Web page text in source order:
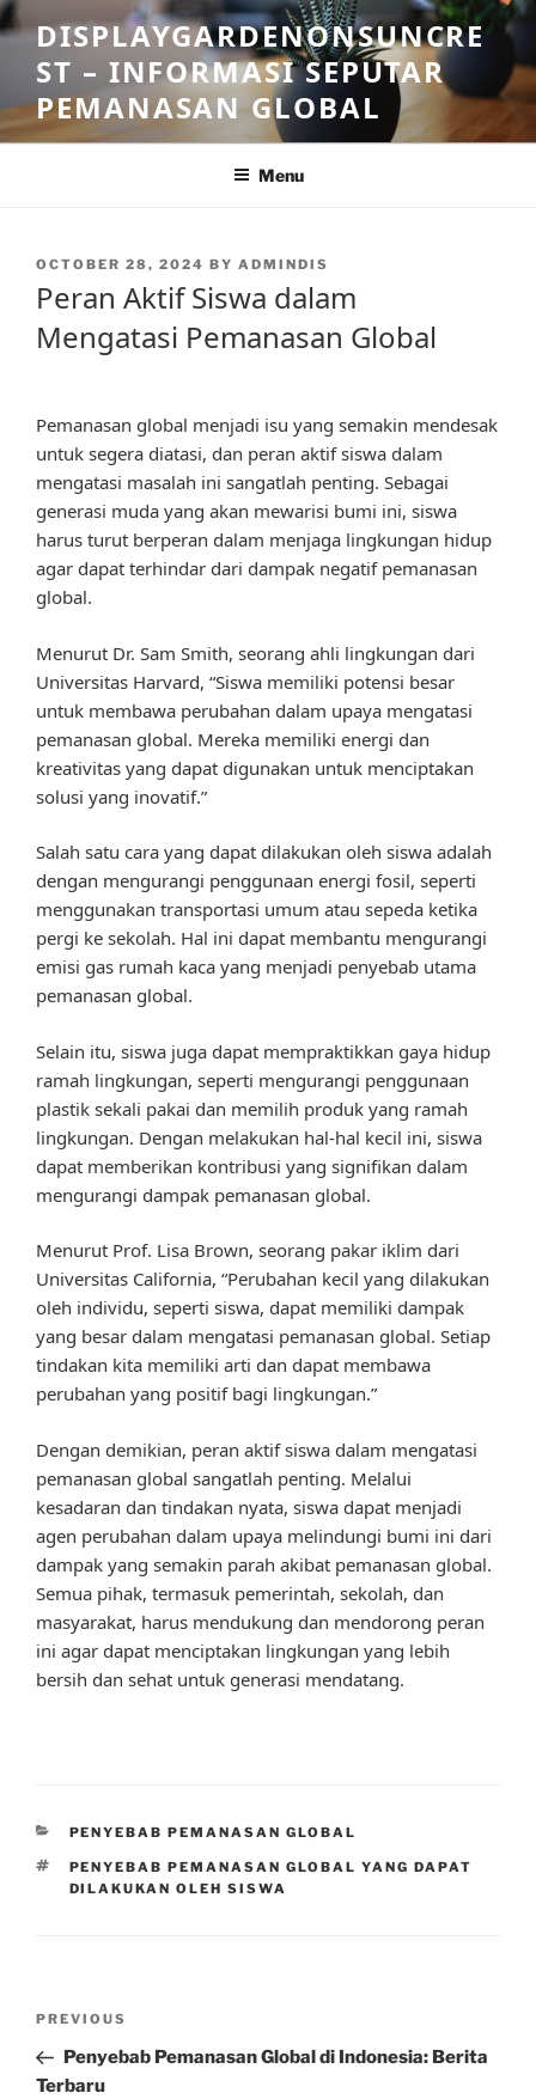
Skip
to
content
DISPLAYGARDENONSUNCRE
ST – INFORMASI SEPUTAR
PEMANASAN GLOBAL
Menu
POSTED
OCTOBER 28, 2024 BY ADMINDIS
Peran Aktif Siswa dalam
Mengatasi Pemanasan Global
Pemanasan global menjadi isu yang semakin mendesak
untuk segera diatasi, dan peran aktif siswa dalam
mengatasi masalah ini sangatlah penting. Sebagai
generasi muda yang akan mewarisi bumi ini, siswa
harus turut berperan dalam menjaga lingkungan hidup
agar dapat terhindar dari dampak negatif pemanasan
global.
Menurut Dr. Sam Smith, seorang ahli lingkungan dari
Universitas Harvard, “Siswa memiliki potensi besar
untuk membawa perubahan dalam upaya mengatasi
pemanasan global. Mereka memiliki energi dan
kreativitas yang dapat digunakan untuk menciptakan
solusi yang inovatif.”
Salah satu cara yang dapat dilakukan oleh siswa adalah
dengan mengurangi penggunaan energi fosil, seperti
menggunakan transportasi umum atau sepeda ketika
pergi ke sekolah. Hal ini dapat membantu mengurangi
emisi gas rumah kaca yang menjadi penyebab utama
pemanasan global.
Selain itu, siswa juga dapat mempraktikkan gaya hidup
ramah lingkungan, seperti mengurangi penggunaan
plastik sekali pakai dan memilih produk yang ramah
lingkungan. Dengan melakukan hal-hal kecil ini, siswa
dapat memberikan kontribusi yang signifikan dalam
mengurangi dampak pemanasan global.
Menurut Prof. Lisa Brown, seorang pakar iklim dari
Universitas California, “Perubahan kecil yang dilakukan
oleh individu, seperti siswa, dapat memiliki dampak
yang besar dalam mengatasi pemanasan global. Setiap
tindakan kita memiliki arti dan dapat membawa
perubahan yang positif bagi lingkungan.”
Dengan demikian, peran aktif siswa dalam mengatasi
pemanasan global sangatlah penting. Melalui
kesadaran dan tindakan nyata, siswa dapat menjadi
agen perubahan dalam upaya melindungi bumi ini dari
dampak yang semakin parah akibat pemanasan global.
Semua pihak, termasuk pemerintah, sekolah, dan
masyarakat, harus mendukung dan mendorong peran
ini agar dapat menciptakan lingkungan yang lebih
bersih dan sehat untuk generasi mendatang.
CATEGORIES
PENYEBAB PEMANASAN GLOBAL
TAGS
PENYEBAB PEMANASAN GLOBAL YANG DAPAT
DILAKUKAN OLEH SISWA
Previous
Post
PREVIOUS
Penyebab Pemanasan Global di Indonesia: Berita
Terbaru